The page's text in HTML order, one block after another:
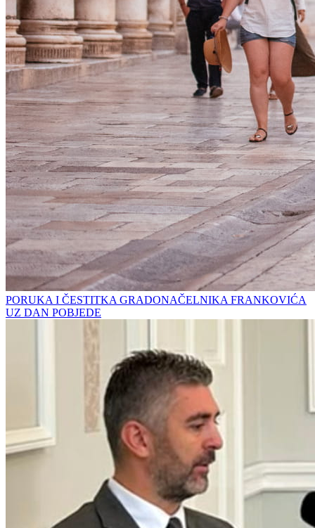
PORUKA I ČESTITKA GRADONAČELNIKA FRANKOVIĆA
UZ DAN POBJEDE